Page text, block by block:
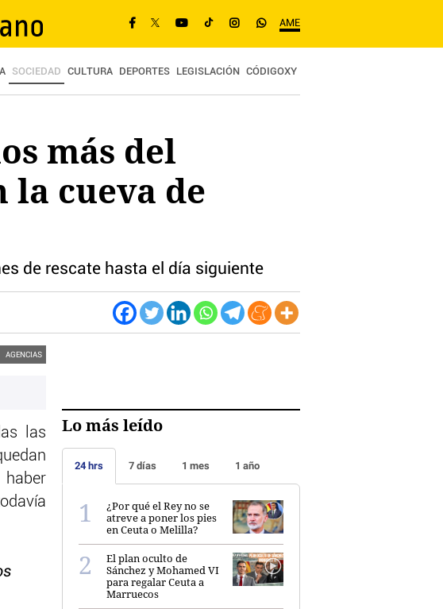
AME
SOCIEDAD CULTURA DEPORTES LEGISLACIÓN CÓDIGOXY
más del
cueva de
de rescate hasta el día siguiente
AGENCIAS
las
Lo más leído
24 hrs 7 días 1 mes 1 año
¿Por qué el Rey no se
atreve a poner los pies
en Ceuta o Melilla?
El plan oculto de
Sánchez y Mohamed VI
para regalar Ceuta a
Marruecos